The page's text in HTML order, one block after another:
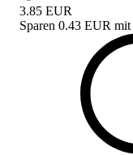
3.85 EUR
Sparen 0.43 EUR mit